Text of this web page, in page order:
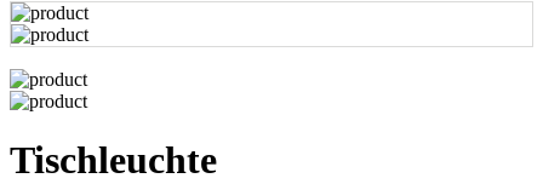
Tischleuchte